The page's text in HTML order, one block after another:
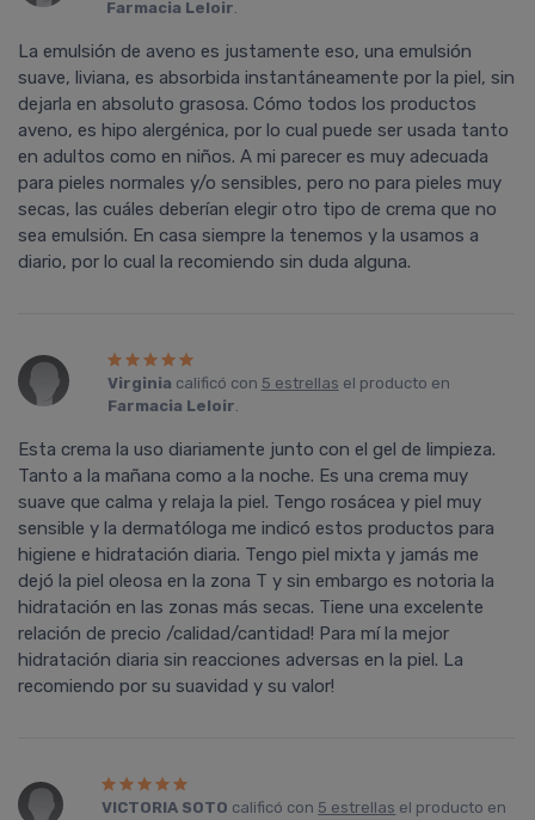
Farmacia Leloir.
La emulsión de aveno es justamente eso, una emulsión
suave, liviana, es absorbida instantáneamente por la piel, sin
dejarla en absoluto grasosa. Cómo todos los productos
aveno, es hipo alergénica, por lo cual puede ser usada tanto
en adultos como en niños. A mi parecer es muy adecuada
para pieles normales y/o sensibles, pero no para pieles muy
secas, las cuáles deberían elegir otro tipo de crema que no
sea emulsión. En casa siempre la tenemos y la usamos a
diario, por lo cual la recomiendo sin duda alguna.
Virginia calificó con 5 estrellas el producto en
Farmacia Leloir.
Esta crema la uso diariamente junto con el gel de limpieza.
Tanto a la mañana como a la noche. Es una crema muy
suave que calma y relaja la piel. Tengo rosácea y piel muy
sensible y la dermatóloga me indicó estos productos para
higiene e hidratación diaria. Tengo piel mixta y jamás me
dejó la piel oleosa en la zona T y sin embargo es notoria la
hidratación en las zonas más secas. Tiene una excelente
relación de precio /calidad/cantidad! Para mí­ la mejor
hidratación diaria sin reacciones adversas en la piel. La
recomiendo por su suavidad y su valor!
VICTORIA SOTO calificó con 5 estrellas el producto en